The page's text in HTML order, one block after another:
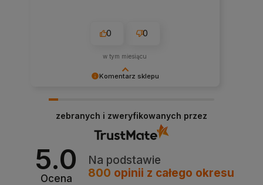
Komentarz sklepu
sensu.
0 0
w tym miesiącu
zebranych i zweryfikowanych przez
5.0
Ocena
Na podstawie
800 opinii z całego okresu